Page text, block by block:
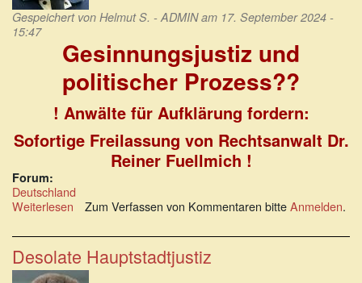
Gespeichert von Helmut S. - ADMINam 17. September 2024 -
15:47
Gesinnungsjustiz und
politischer Prozess??
! Anwälte für Aufklärung fordern:
Sofortige Freilassung von Rechtsanwalt Dr.
Reiner Fuellmich !
Forum:
Deutschland
Weiterlesen über
und
politischer
Prozess??
Zum Verfassen von Kommentaren bitteAnmelden.
Desolate Hauptstadtjustiz